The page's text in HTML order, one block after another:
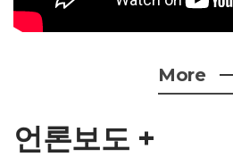
More
언론보도 +